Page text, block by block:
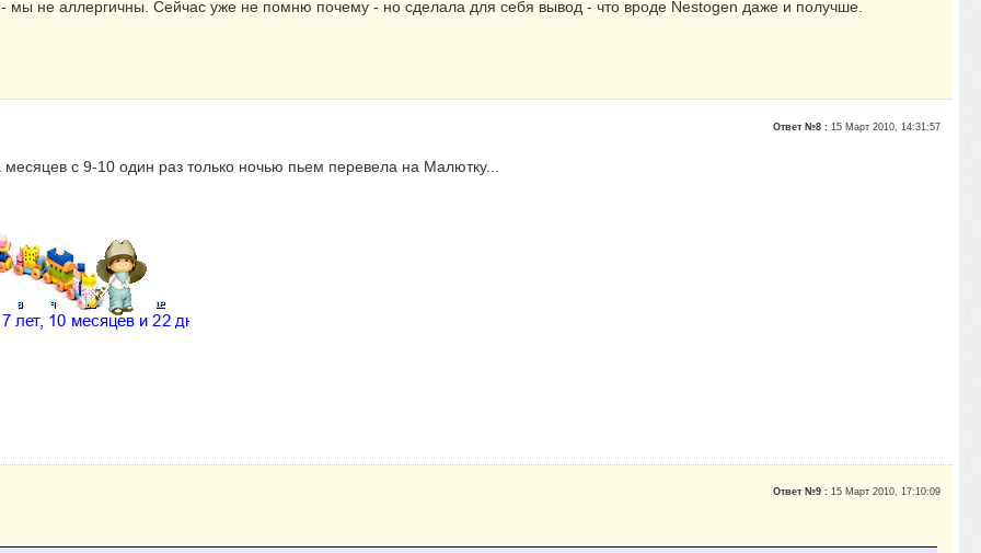
не аллергичны. Сейчас уже не помню почему - но сделала для себя вывод - что вроде Nestogen даже и получше.
Ответ №8 :15 Март 2010, 14:31:57
с 9-10 один раз только ночью пьем перевела на Малютку...
Ответ №9 :15 Март 2010, 17:10:09